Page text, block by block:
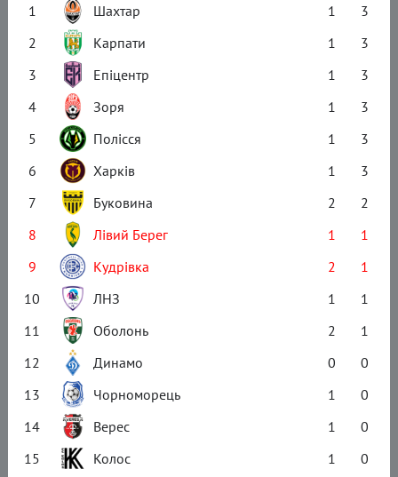
1
Шахтар 1
3
2
Карпати 1
3
3
Епіцентр 1
3
4
Зоря 1
3
5
Полісся 1
3
6
Харків 1
3
7
Буковина 2
2
8
Лівий Берег 1
1
9
Кудрівка 2
1
10
ЛНЗ 1
1
11
Оболонь 2
1
12
Динамо 0
0
13
Чорноморець 1
0
14
Верес 1
0
15
Колос 1 0